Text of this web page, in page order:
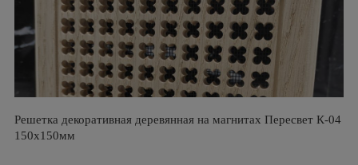
Решетка декоративная деревянная на магнитах Пересвет К-04
150х150мм